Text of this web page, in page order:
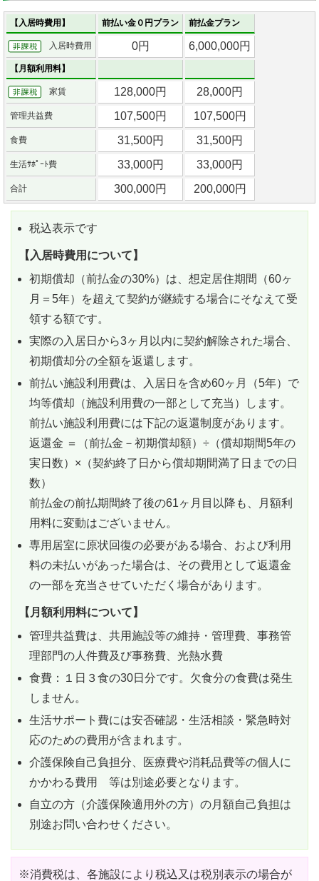
【入居時費用】 前払い金０円プラン 前払金プラン
入居時費用 0円 6,000,000円
【月額利用料】
家賃 128,000円 28,000円
管理共益費 107,500円 107,500円
食費 31,500円 31,500円
生活ｻﾎﾟｰﾄ費 33,000円 33,000円
合計 300,000円 200,000円
税込表示です
【入居時費用について】
初期償却（前払金の30%）は、想定居住期間（60ヶ
月＝5年）を超えて契約が継続する場合にそなえて受
領する額です。
実際の入居日から3ヶ月以内に契約解除された場合、
初期償却分の全額を返還します。
前払い施設利用費は、入居日を含め60ヶ月（5年）で
均等償却（施設利用費の一部として充当）します。
前払い施設利用費には下記の返還制度があります。
返還金 ＝（前払金－初期償却額）÷（償却期間5年の
実日数）×（契約終了日から償却期間満了日までの日
数）
前払金の前払期間終了後の61ヶ月目以降も、月額利
用料に変動はございません。
専用居室に原状回復の必要がある場合、および利用
料の未払いがあった場合は、その費用として返還金
の一部を充当させていただく場合があります。
【月額利用料について】
管理共益費は、共用施設等の維持・管理費、事務管
理部門の人件費及び事務費、光熱水費
食費：１日３食の30日分です。欠食分の食費は発生
しません。
生活サポート費には安否確認・生活相談・緊急時対
応のための費用が含まれます。
介護保険自己負担分、医療費や消耗品費等の個人に
かかわる費用 等は別途必要となります。
自立の方（介護保険適用外の方）の月額自己負担は
別途お問い合わせください。
※消費税は、各施設により税込又は税別表示の場合が